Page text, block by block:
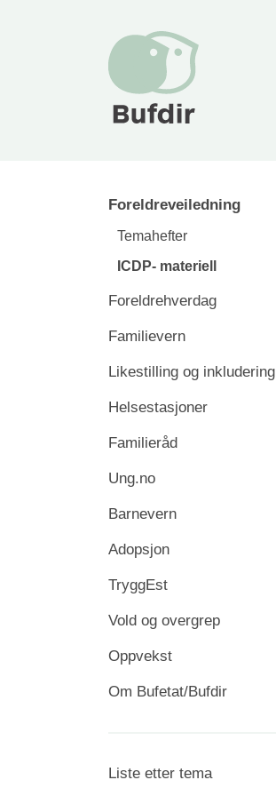
Foreldreveiledning
Temahefter
ICDP- materiell
Foreldrehverdag
Familievern
Likestilling og inkludering
Helsestasjoner
Familieråd
Ung.no
Barnevern
Adopsjon
TryggEst
Vold og overgrep
Oppvekst
Om Bufetat/Bufdir
Liste etter tema